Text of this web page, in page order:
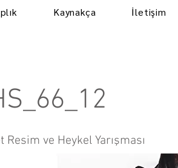
Kaynakça İletişim
Resim ve Heykel Yarışması